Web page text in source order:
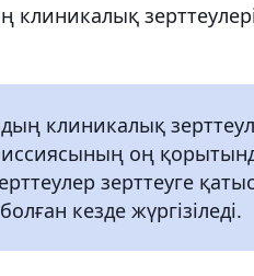
клиникалық
клиникалық
оң
зерттеуге
кезде жүргізіледі.